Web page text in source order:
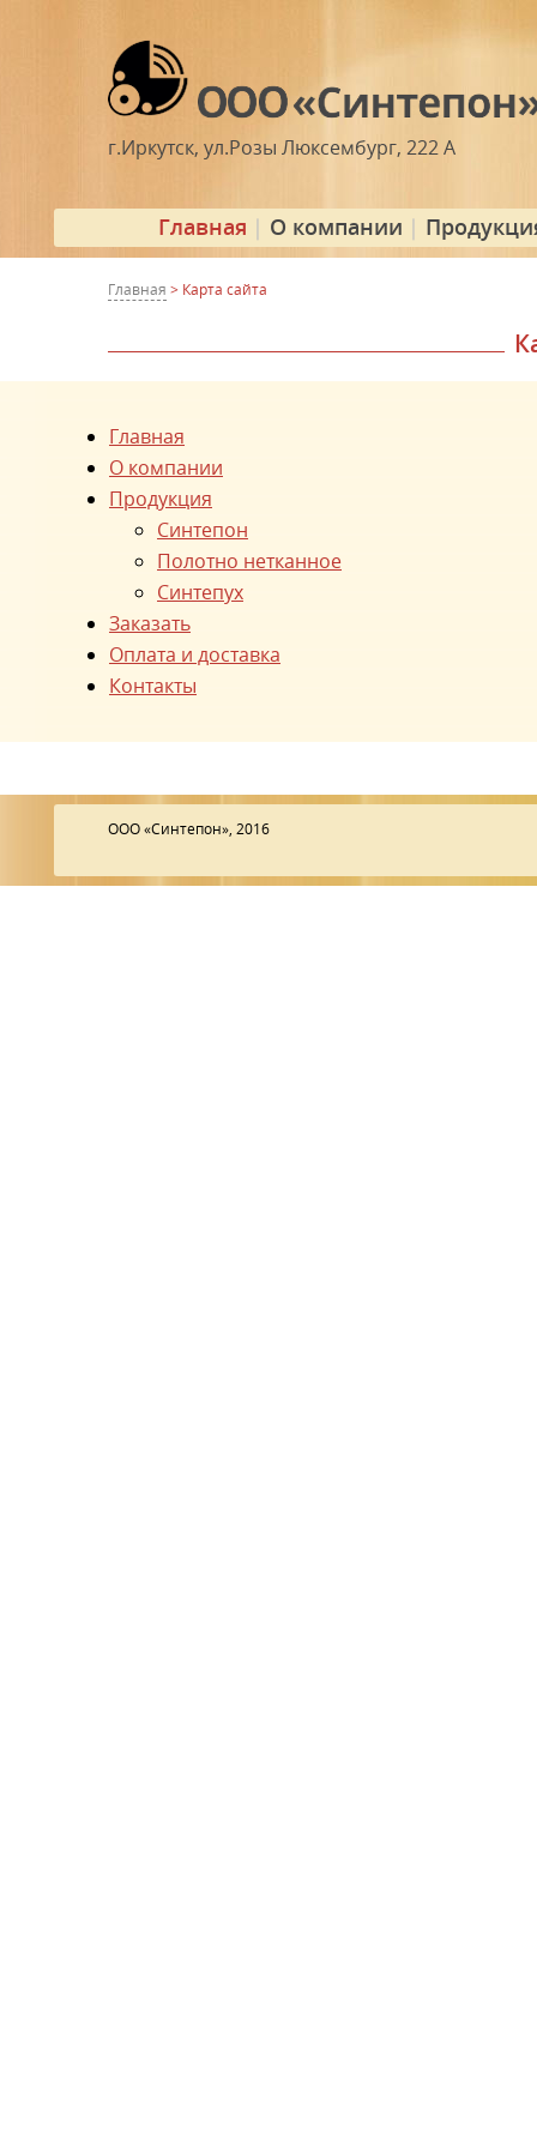
г.Иркутск, ул.Розы Люксембург, 222 А
Главная О компании
Главная > Карта сайта
Главная
О компании
Продукция
Синтепон
Полотно нетканное
Синтепух
Заказать
Оплата и доставка
Контакты
ООО «Синтепон», 2016